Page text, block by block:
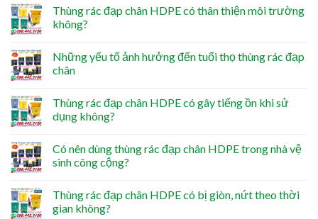
Thùng rác đạp chân HDPE có thân thiện môi trường
không?
Những yếu tố ảnh hưởng đến tuổi thọ thùng rác đạp
chân
Thùng rác đạp chân HDPE có gây tiếng ồn khi sử
dụng không?
Có nên dùng thùng rác đạp chân HDPE trong nhà vệ
sinh công cộng?
Thùng rác đạp chân HDPE có bị giòn, nứt theo thời
gian không?